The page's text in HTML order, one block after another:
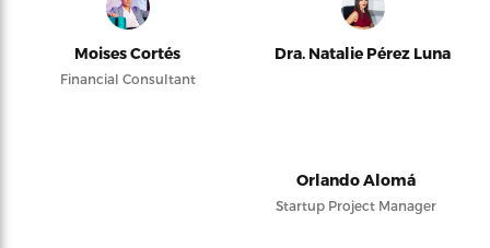
Moises Cortés
Financial Consultant
Dra. Natalie Pérez Luna
Orlando Alomá
Startup Project Manager